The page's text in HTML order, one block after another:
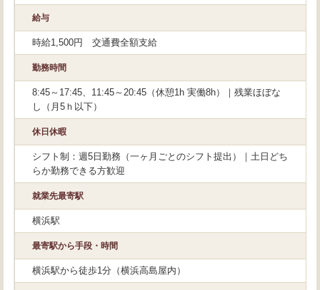
給与
時給1,500円 交通費全額支給
勤務時間
8:45～17:45、11:45～20:45（休憩1h 実働8h）｜残業ほぼな
し（月5ｈ以下）
休日休暇
シフト制：週5日勤務（一ヶ月ごとのシフト提出）｜土日どち
らか勤務できる方歓迎
就業先最寄駅
横浜駅
最寄駅から手段・時間
横浜駅から徒歩1分（横浜高島屋内）